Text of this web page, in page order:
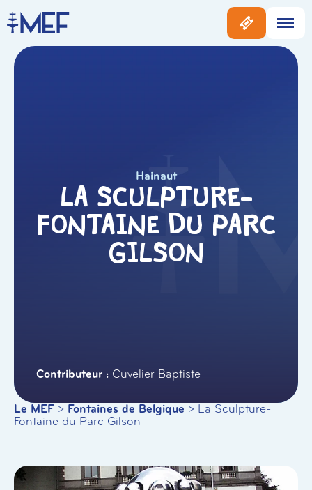
Hainaut
La Sculpture-
Fontaine du Parc
Gilson
Cuvelier Baptiste
Le MEF > Fontaines de Belgique > La Sculpture-
Fontaine du Parc Gilson